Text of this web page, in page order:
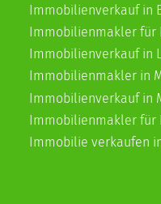
Immobilienverkauf in
Immobilienmakler für
Immobilienverkauf in
Immobilienmakler in
Immobilienverkauf in
Immobilienmakler für
Immobilie verkaufen